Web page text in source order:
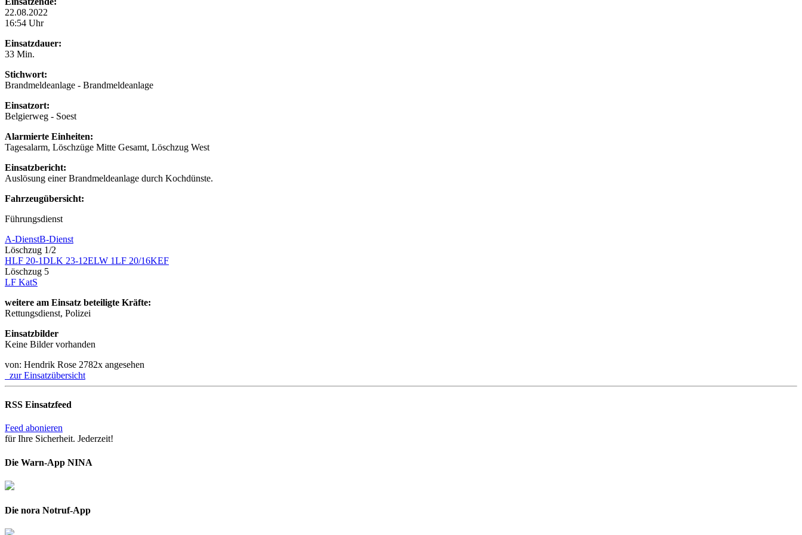
22.08.2022
16:54 Uhr
Einsatzdauer:
33 Min.
Stichwort:
Brandmeldeanlage - Brandmeldeanlage
Einsatzort:
Belgierweg - Soest
Alarmierte Einheiten:
Tagesalarm, Löschzüge Mitte Gesamt, Löschzug West
Einsatzbericht:
Auslösung einer Brandmeldeanlage durch Kochdünste.
Fahrzeugübersicht:
Führungsdienst
A-DienstB-Dienst
Löschzug 1/2
HLF 20-1DLK 23-12ELW 1LF 20/16KEF
Löschzug 5
LF KatS
weitere am Einsatz beteiligte Kräfte:
Rettungsdienst, Polizei
Einsatzbilder
Keine Bilder vorhanden
von: Hendrik Rose 2782x angesehen
zur Einsatzübersicht
RSS Einsatzfeed
Feed abonieren
für Ihre Sicherheit. Jederzeit!
Die Warn-App NINA
Die nora Notruf-App